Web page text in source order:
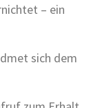
– ein
sich dem